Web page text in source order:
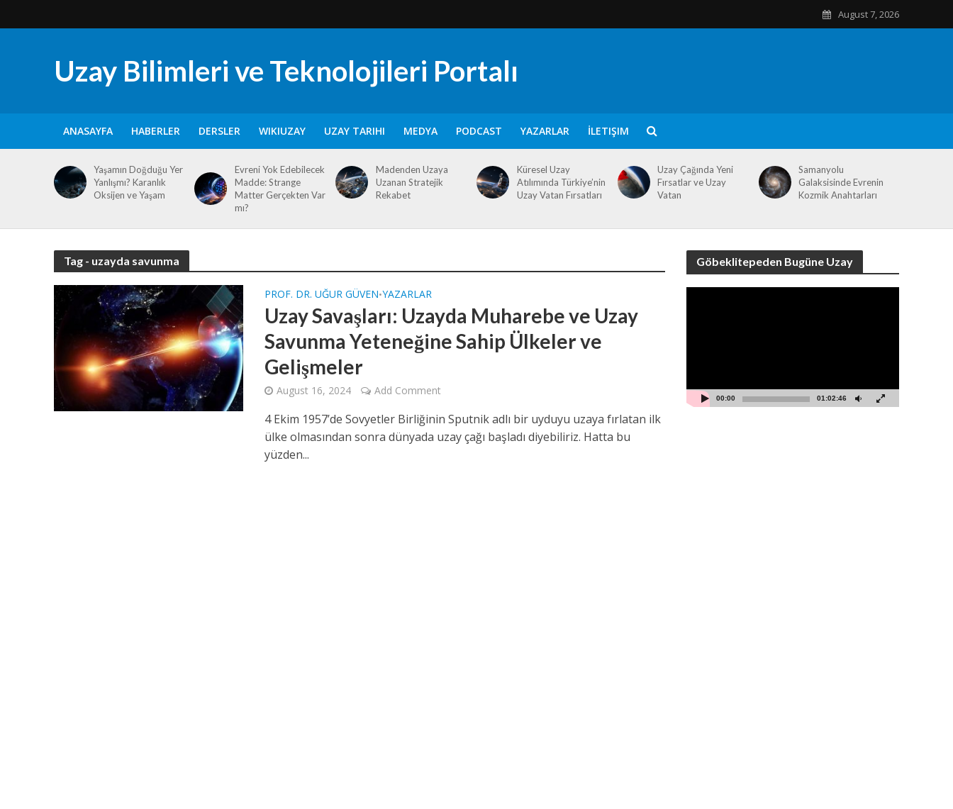
August 7, 2026
Uzay Bilimleri ve Teknolojileri Portalı
ANASAYFA HABERLER DERSLER WIKIUZAY UZAY TARIHI MEDYA PODCAST YAZARLAR İLETIŞIM
Yaşamın Doğduğu Yer
Yanlışmı? Karanlık
Oksijen ve Yaşam
Evreni Yok Edebilecek
Madde: Strange
Matter Gerçekten Var
mı?
Madenden Uzaya
Uzanan Stratejik
Rekabet
Küresel Uzay
Atılımında Türkiye’nin
Uzay Vatan Fırsatları
Uzay Çağında Yeni
Fırsatlar ve Uzay
Vatan
Samanyolu
Galaksisinde Evrenin
Kozmik Anahtarları
Tag - uzayda savunma
PROF. DR. UĞUR GÜVEN•YAZARLAR
Uzay Savaşları: Uzayda Muharebe ve Uzay
Savunma Yeteneğine Sahip Ülkeler ve
Gelişmeler
August 16, 2024 Add Comment
4 Ekim 1957’de Sovyetler Birliğinin Sputnik adlı bir uyduyu uzaya fırlatan ilk
ülke olmasından sonra dünyada uzay çağı başladı diyebiliriz. Hatta bu
yüzden...
Göbeklitepeden Bugüne Uzay
00:00 01:02:46